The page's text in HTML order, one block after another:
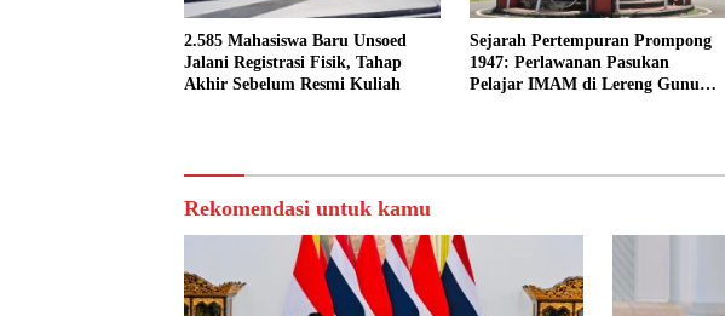
2.585 Mahasiswa Baru Unsoed
Jalani Registrasi Fisik, Tahap
Akhir Sebelum Resmi Kuliah
Sejarah Pertempuran Prompong
1947: Perlawanan Pasukan
Pelajar IMAM di Lereng Gunung
Rekomendasi untuk kamu